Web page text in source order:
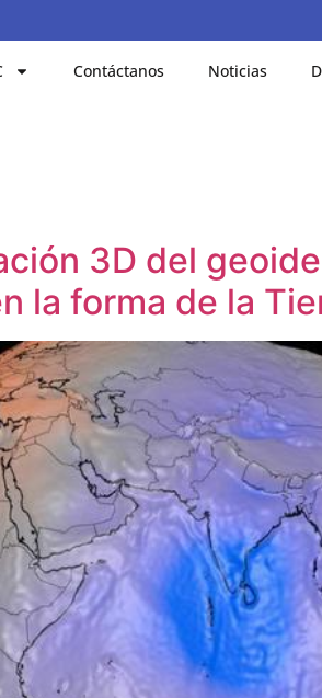
Contáctanos Noticias
3D del
la forma de la